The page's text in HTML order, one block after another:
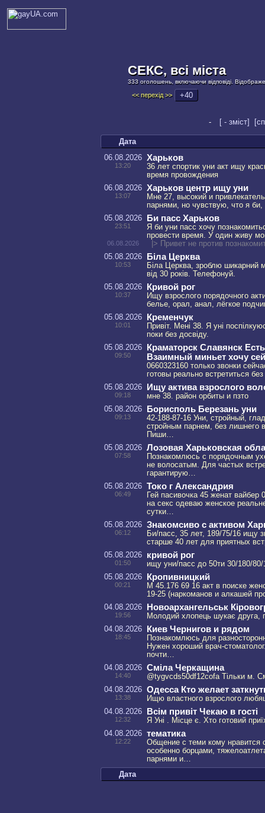
СЕКС, всі міста
333 оголошень, включаючи відповіді.
<< перехід >> +40
- [ - зміст]
Дата
06.08.2026
13:20
Харьков
36 лет спортик уни акт ищу
время провождения
06.08.2026
13:07
Харьков центр ищу уни
Мне 27, высокий и
парнями, но чувствую, что я
05.08.2026
23:51
Би пасс Харьков
Я би уни пасс хочу
провести время. У один живу
06.08.2026 |> Привет не против
05.08.2026
10:53
Біла Церква
Біла Церква, зроблю шикарний
від 30 років. Телефонуй.
05.08.2026
10:37
Кривой рог
Ищу взрослого порядочного
белье, орал, анал, лёгкое
05.08.2026
10:01
Кременчук
Привіт. Мені 38. Я уні
поки без досвіду.
05.08.2026
09:50
Краматорск Славянск
Взаимный миньет хочу
0660323160 только звонки
готовы реально встретиться
05.08.2026
09:18
Ищу актива взрослого
мне 38. район орбиты и пзто
05.08.2026
09:13
Борисполь Березань уни
42-188-87-16 Уни, стройный,
стройным парнем, без лишнего
Пиши…
05.08.2026
07:58
Лозовая Харьковская
Познакомлюсь с порядочным
не волосатым. Для частых
гарантирую…
05.08.2026
06:49
Токо г Александрия
Гей пасивочка 45 женат
на секс одеваю женское
сутки…
05.08.2026
06:12
Знакомсиво с активом
Би/пасс, 35 лет, 189/75/16 ищу
старше 40 лет для приятных
05.08.2026
01:50
кривой рог
ищу уни/пасс до 50ти 30/180/80/
05.08.2026
00:21
Кропивницкий
М 45.176 69 16 акт в поиске
19-25 (наркоманов и алкашей
04.08.2026
19:56
Новоархангельськ
Молодий хлопець шукає друга,
04.08.2026
18:45
Киев Чернигов и рядом
Познакомлюсь для
Нужен хороший врач-
почти…
04.08.2026
14:40
Сміла Черкащина
@tygvcds50df12cofa Тільки м.
04.08.2026
13:38
Одесса Кто желает
Ищю властного взрослого
04.08.2026
12:32
Всім привіт Чекаю в гості
Я Уні . Місце є. Хто готовий
04.08.2026
12:22
тематика
Общение с теми кому нравится
особенно борцами,
парнями и…
Дата